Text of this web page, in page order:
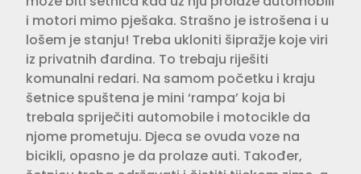
i motori mimo pješaka. Strašno je istrošena i u
lošem je stanju! Treba ukloniti šipražje koje viri
iz privatnih đardina. To trebaju riješiti
komunalni redari. Na samom početku i kraju
šetnice spuštena je mini ‘rampa’ koja bi
trebala spriječiti automobile i motocikle da
njome prometuju. Djeca se ovuda voze na
bicikli, opasno je da prolaze auti. Također,